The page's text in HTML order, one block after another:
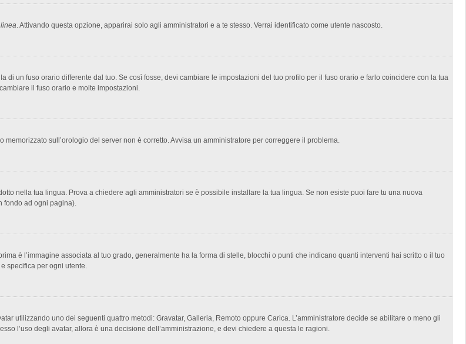
. Attivando questa opzione, apparirai solo agli amministratori e a te stesso. Verrai identificato come utente nascosto.
di un fuso orario differente dal tuo. Se così fosse, devi cambiare le impostazioni del tuo profilo per il fuso orario e farlo coincidere con la tua
il fuso orario e molte impostazioni.
sull’orologio del server non è corretto. Avvisa un amministratore per correggere il problema.
nella tua lingua. Prova a chiedere agli amministratori se è possibile installare la tua lingua. Se non esiste puoi fare tu una nuova
fondo ad ogni pagina).
è l’immagine associata al tuo grado, generalmente ha la forma di stelle, blocchi o punti che indicano quanti interventi hai scritto o il tuo
specifica per ogni utente.
utilizzando uno dei seguenti quattro metodi: Gravatar, Galleria, Remoto oppure Carica. L’amministratore decide se abilitare o meno gli
l’uso degli avatar, allora è una decisione dell’amministrazione, e devi chiedere a questa le ragioni.